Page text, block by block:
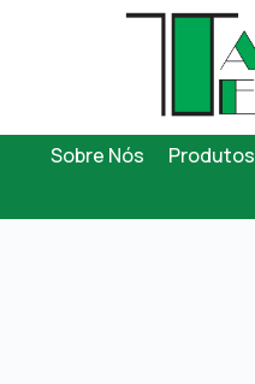
Sobre Nós Produtos